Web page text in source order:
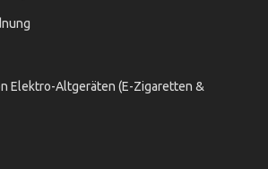
Elektro-Altgeräten (E-Zigaretten &